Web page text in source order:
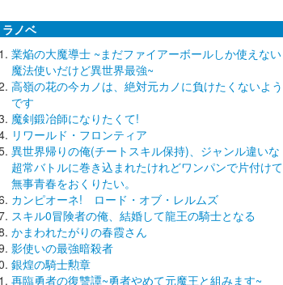
ラノベ
業焔の大魔導士 ~まだファイアーボールしか使えない
魔法使いだけど異世界最強~
高嶺の花の今カノは、絶対元カノに負けたくないよう
です
魔剣鍛冶師になりたくて!
リワールド・フロンティア
異世界帰りの俺(チートスキル保持)、ジャンル違いな
超常バトルに巻き込まれたけれどワンパンで片付けて
無事青春をおくりたい。
カンピオーネ! ロード・オブ・レルムズ
スキル0冒険者の俺、結婚して龍王の騎士となる
かまわれたがりの春霞さん
影使いの最強暗殺者
銀煌の騎士勲章
再臨勇者の復讐譚~勇者やめて元魔王と組みます~